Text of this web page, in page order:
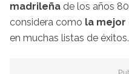
madrileña de los años
considera como la mejor
en muchas listas de éxitos.